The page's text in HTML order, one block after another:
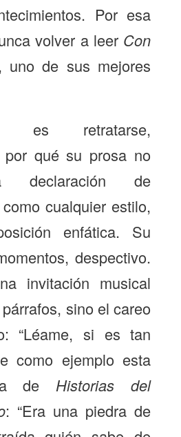
Por esa
volver a leer Con
uno de sus mejores
es retratarse,
por qué su prosa no
declaración de
cualquier estilo,
enfática. Su
despectivo.
invitación musical
sino el careo
“Léame, si es tan
como ejemplo esta
deHistorias del
: “Era una piedra de